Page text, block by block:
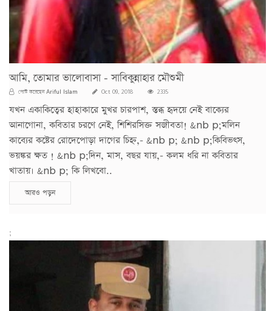
আমি, তোমার ভালোবাসা - সাবিকুন্নাহার মৌশুমী
পোস্ট করেছেনAriful Islam Oct 09, 2018 2335
যখন একাকিত্বের হাহাকারে মুখর চারপাশ, স্তব্ধ হৃদয়ে নেই বাক্যের
আনাগোনা, কবিতার চরণে নেই, শিশিরসিক্ত সজীবতা! &nb p;মলিন
কাব্যের কষ্টের রোদেপোড়া দাগের চিহ্ন,- &nb p; &nb p;কিবিভৎস,
ভয়ঙ্কর ক্ষত ! &nb p;দিন, মাস, বছর যায়,- কলম ধরি না কবিতার
খাতায়। &nb p; কি লিখবো..
আরও পড়ুন
;